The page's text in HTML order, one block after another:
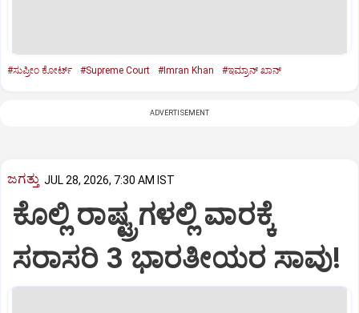
#ಸುಪ್ರೀಂ ಕೋರ್ಟ್‌ #Supreme Court #Imran Khan #ಇಮ್ರಾನ್‌ ಖಾನ್‌
ADVERTISEMENT
ಜಗತ್ತು JUL 28, 2026, 7:30 AM IST
ಕೊಲ್ಲಿ ರಾಷ್ಟ್ರಗಳಲ್ಲಿ ವಾರಕ್ಕೆ
ಸರಾಸರಿ 3 ಭಾರತೀಯರ ಸಾವು!